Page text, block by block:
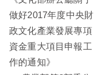
做好2017年度中央財
政文化產業發展專項
資金重大項目申報工
作的通知》